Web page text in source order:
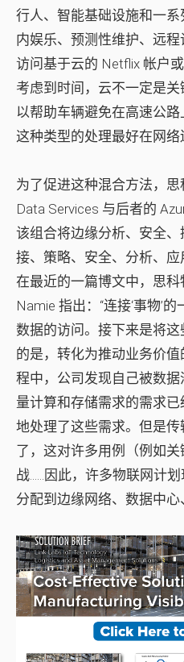
行人、智能基础设施和一
内娱乐、预测性维护、远
访问基于云的 Netflix 帐户
考虑到时间，云不一定是
以帮助车辆避免在高速公路
这种类型的处理最好在网络
为了促进这种混合方法，
Data Services 与后者的
该组合将边缘分析、安全
接、策略、安全、分析、应
在最近的一篇博文中，思
Namie 指出：“连接‘事物’
数据的访问。接下来是将
的是，转化为推动业务价
程中，公司发现自己被数
量计算和存储需求的需求
地处理了这些需求。但是
了，这对许多用例（例如
战......因此，许多物联网计
分配到边缘网络、数据中心